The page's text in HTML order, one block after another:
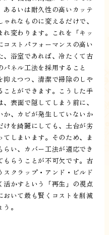
るいは耐久性の高いカッテ
れなものに変えるだけで、
変わります。これを「キッ
ストパフォーマンスの高い
浴室であれば、冷たくて古
ネル工法を採用すること
えつつ、清潔で掃除のしや
ことができます。こうした手
表面で隠してしまう前に、
か、カビが発生していないか
けを綺麗にしても、土台が劣
しまいます。そのため、ま
い、カバー工法が適応でき
もらうことが不可欠です。古
スクラップ・アンド・ビルド
活かすという「再生」の視点
おいて最も賢くコストを削減
。